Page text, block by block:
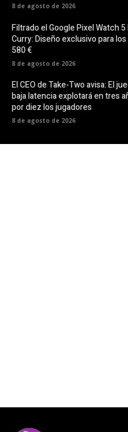
8 de agosto de 2026
Filtrado el Google Pixel Watch
Curry: Diseño exclusivo para
580 €
8 de agosto de 2026
El CEO de Take-Two avisa: El
baja latencia explotará en tres
por diez los jugadores
8 de agosto de 2026